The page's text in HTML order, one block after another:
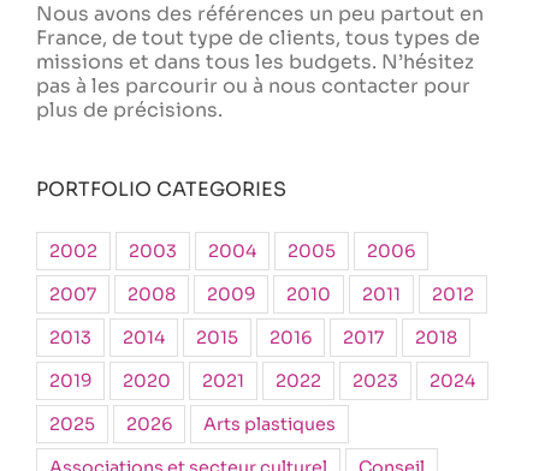
Nous avons des références un peu partout en
France, de tout type de clients, tous types de
missions et dans tous les budgets. N’hésitez
pas à les parcourir ou à nous contacter pour
plus de précisions.
PORTFOLIO CATEGORIES
2002 2003 2004 2005
2006
2007
2008 2009 2010 2011
2012
2013
2014 2015 2016 2017
2018
2019
2020 2021 2022 2023
2024
2025
2026
Arts plastiques